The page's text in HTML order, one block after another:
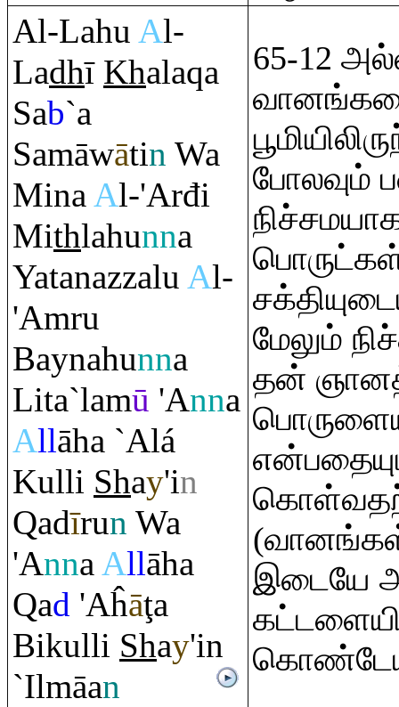
Al-Lahu Al-
Ladhī Khalaqa
Sab`a
Samāwātin Wa
MinaAl-'Arđi
Mithlahunna
Yatanazzalu Al-
'Amru
Baynahunna
Lita`lamū 'Anna
Allāha `Alá
Kulli Shay'in
Qadīrun Wa
'AnnaAllāha
Qad 'Aĥāţa
Bikulli Shay'in
`Ilmāan
65-12
போலவும்
மேலும்
தன்
இடையே